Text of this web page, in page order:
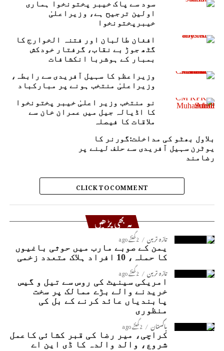
سود سے پاک خیبر پختونخوا ہماری
اولین ترجیح ہے، وزیراعلیٰ
خیبرپختونخوا
افغان طالبان اور فتنہ الخوارج کا
گٹھ جوڑ بے نقاب، گرفتار خودکش
بمبار کے ہوشربا انکشافات
وزیراعظم کا سہیل آفریدی سے رابطہ،
وزیراعلیٰ منتخب ہونے پر مبارکباد
نو منتخب وزیر اعلیٰ خیبر پختونخوا
کا اڈیالہ جیل میں عمران خان سے
ملاقات کا فیصلہ
بلاول بھٹو کی مداخلت:گورنر کا
یوٹرن سہیل آفریدی سے حلف لینے پر
رضامند
CLICK TO COMMENT
یہ بھی پڑھیں
تازہ ترین 2 گھنٹے ago
یمن کے صوبے مارب میں حوثی باغیوں
کا حملہ، 10 افراد ہلاک متعدد زخمی
تازہ ترین 2 گھنٹے ago
امریکی سینیٹ کی روس سے تیل و گیس
خریدنے والے بڑے ممالک پر سخت
پابندیاں عائد کرنے کے بل کی
منظوری
پاکستان 2 گھنٹے ago
کراچی، میر رضا کی قبر کشائی کاعمل
شروع، والد والدہ کا ڈی این اے